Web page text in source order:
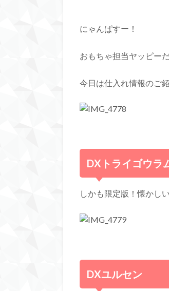
にゃんぱすー！
おもちゃ担当ヤッピー
今日は仕入れ情報のご紹
DXトライゴウラ
しかも限定版！懐かし
DXユルセン